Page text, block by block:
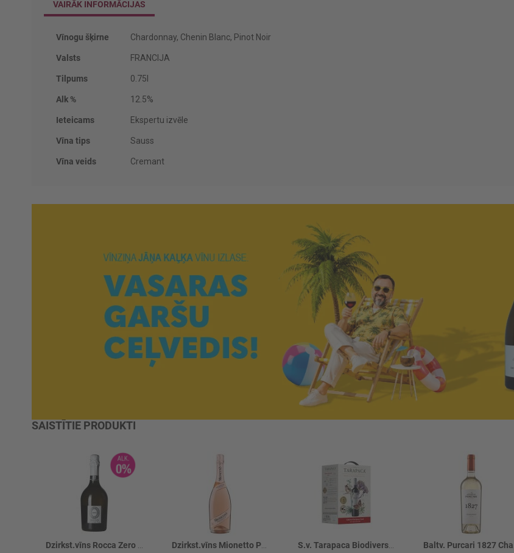
VAIRĀK INFORMĀCIJAS
Vairāk
Vīnogu šķirne Chardonnay, Chenin Blanc, Pinot Noir
Valsts FRANCIJA
Tilpums 0.75l
Alk % 12.5%
Ieteicams Ekspertu izvēle
Vīna tips Sauss
Vīna veids Cremant
SAISTĪTIE PRODUKTI
Dzirkst.vīns Rocca Zero Secco 0% Dzirkst.vīns Mionetto Prosecco Rose 11% S.v. Tarapaca Biodiversity Cabernet Syrah 13%